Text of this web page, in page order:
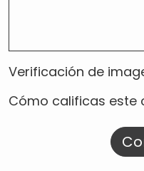
Verificación de
Cómo calificas este